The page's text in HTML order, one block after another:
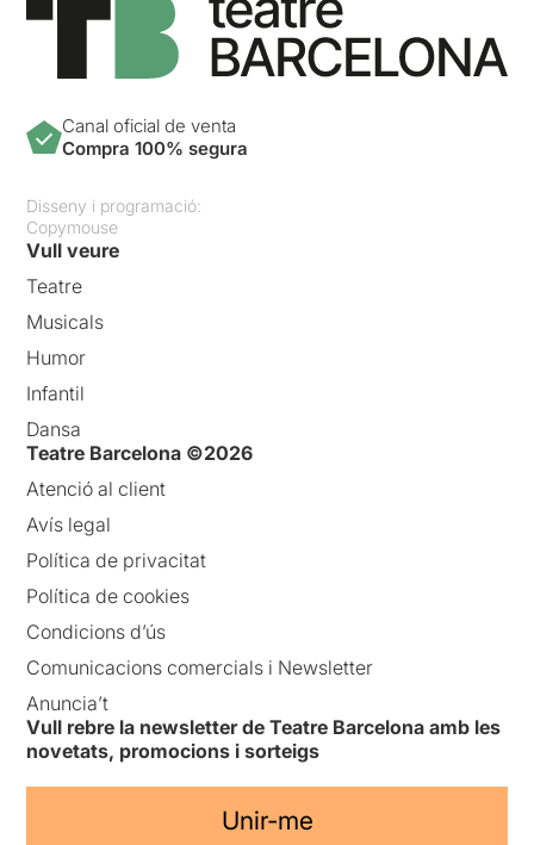
Canal oficial de venta
Compra 100% segura
Disseny i programació:
Copymouse
Vull veure
Teatre
Musicals
Humor
Infantil
Dansa
Teatre Barcelona ©2026
Atenció al client
Avís legal
Política de privacitat
Política de cookies
Condicions d’ús
Comunicacions comercials i Newsletter
Anuncia’t
Vull rebre la newsletter de Teatre Barcelona amb les
novetats, promocions i sorteigs
Unir-me